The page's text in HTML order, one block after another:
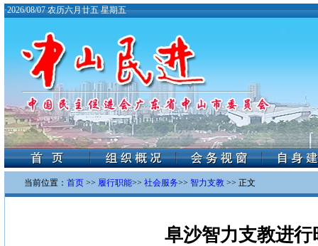
·2026/08/07 农历六月廿五 星期五
当前位置： 首页 >> 履行职能>> 社会服务>> 智力支教 >> 正文
阜沙智力支教进行